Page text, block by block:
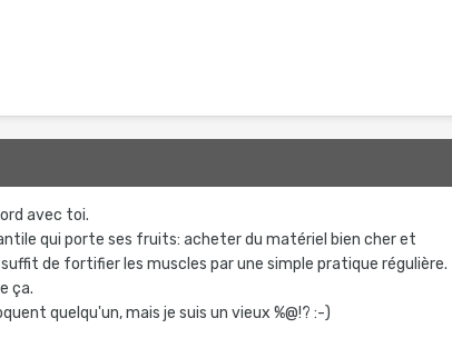
avec toi.
qui porte ses fruits: acheter du matériel bien cher et
de fortifier les muscles par une simple pratique régulière.
ça.
quelqu'un, mais je suis un vieux %@!? :-)